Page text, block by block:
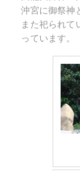
沖宮に御祭神
また祀られて
っています。